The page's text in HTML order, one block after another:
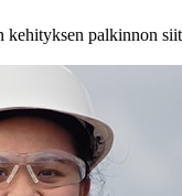
palkinnon